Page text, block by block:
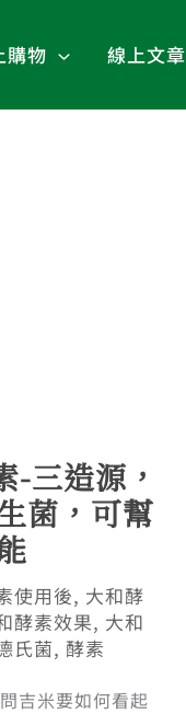
購物 線上文章
三造源，
菌，可幫
使用後, 大和酵
酵素效果, 大和
氏菌, 酵素
吉米要如何看起